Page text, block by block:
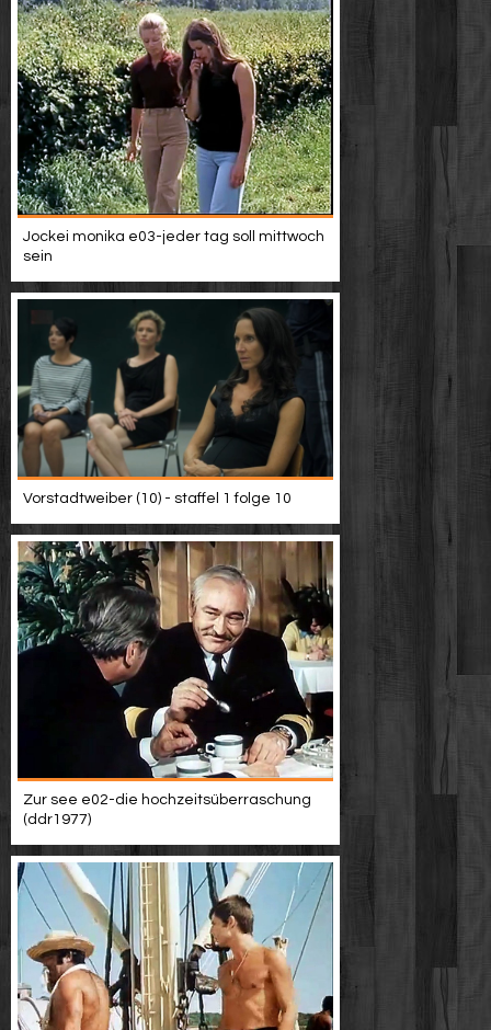
Jockei monika e03-jeder tag soll mittwoch
sein
Vorstadtweiber (10) - staffel 1 folge 10
Zur see e02-die hochzeitsüberraschung
(ddr1977)